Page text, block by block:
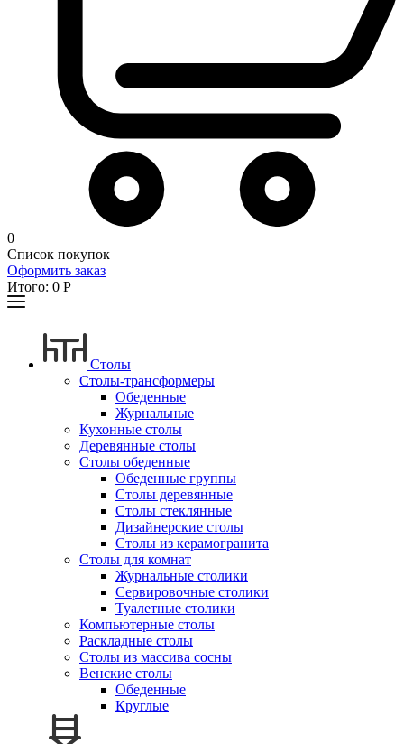
0
Список покупок
Оформить заказ
Итого: 0 Р
Столы
Столы-трансформеры
Обеденные
Журнальные
Кухонные столы
Деревянные столы
Столы обеденные
Обеденные группы
Столы деревянные
Столы стеклянные
Дизайнерские столы
Столы из керамогранита
Столы для комнат
Журнальные столики
Сервировочные столики
Туалетные столики
Компьютерные столы
Раскладные столы
Столы из массива сосны
Венские столы
Обеденные
Круглые